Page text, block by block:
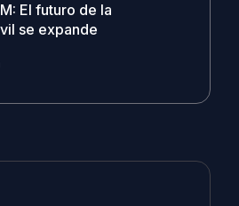
El futuro de la
se expande